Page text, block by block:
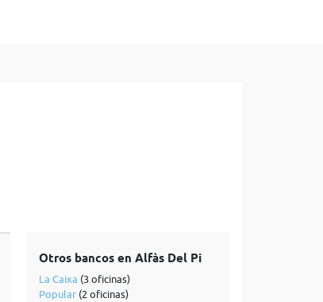
Otros bancos en Alfàs Del Pi
La Caixa (3 oficinas)
Popular(2 oficinas)